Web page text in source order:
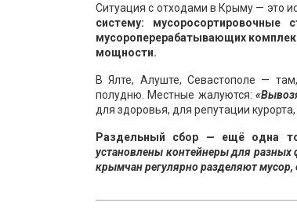
Ситуация с отходами в Крыму — это
систему:
мусороперерабатывающих
мощности.
В Ялте, Алуште, Севастополе —
полудню. Местные жалуются:
для здоровья, для репутации
Раздельный сбор — ещё одна
установлены контейнеры для
крымчан регулярно разделяют мусор,